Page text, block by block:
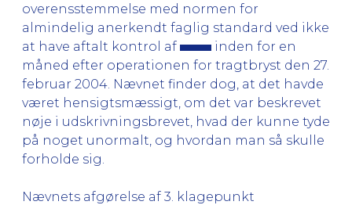
overensstemmelse med normen for
almindelig anerkendt faglig standard ved ikke
at have aftalt kontrol af
inden for en
måned efter operationen for tragtbryst den 27.
februar 2004. Nævnet finder dog, at det havde
været hensigtsmæssigt, om det var beskrevet
nøje i udskrivningsbrevet, hvad der kunne tyde
på noget unormalt, og hvordan man så skulle
forholde sig.
Nævnets afgørelse af 3. klagepunkt